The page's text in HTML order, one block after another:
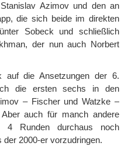
Azimov und den an
die sich beide im direkten
Sobeck und schließlich
der nun auch Norbert
auf die Ansetzungen der 6.
die ersten sechs in den
– Fischer und Watzke –
auch für manch andere
4 Runden durchaus noch
der 2000-er vorzudringen.